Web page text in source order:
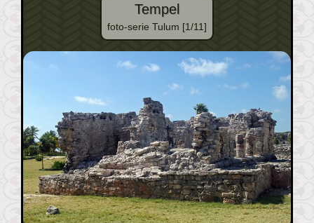
Tempel
foto-serie Tulum [1/11]